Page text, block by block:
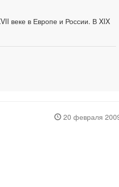
веке в Европе и России. В XIX
20 февраля